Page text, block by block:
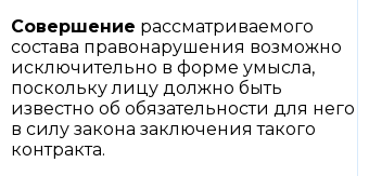
Совершение рассматриваемого
состава правонарушения возможно
исключительно в форме умысла,
поскольку лицу должно быть
известно об обязательности для него
в силу закона заключения такого
контракта.